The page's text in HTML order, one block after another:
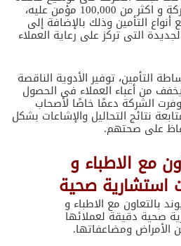
عملائها لتصل الى 1000 شركة و اكثر من 100,000 مؤمن عليه،
التأمين وذلك بالإضافة إلى
التى تركز على رعاية العملاء
التأمين، توفير الأدوية الناقصة
من أعباء العملاء فى الحصول
الشركة دعمًا خاصًا لأصحاب
نتائج التحاليل والإشاعات بشكل
على صحتهم.
مع الاطباء و
استشارية صحية
بالتعاون مع الاطباء و
صحية دقيقة لعملائها
الأمراض ومضاعفاتها.